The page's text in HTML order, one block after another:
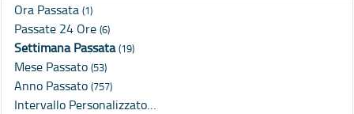
Ora Passata (1)
Passate 24 Ore (6)
Settimana Passata(19)
Mese Passato (53)
Anno Passato (757)
Intervallo Personalizzato…